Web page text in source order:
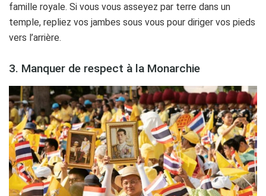
famille royale. Si vous vous asseyez par terre dans un
temple, repliez vos jambes sous vous pour diriger vos pieds
vers l’arrière.
3. Manquer de respect à la Monarchie